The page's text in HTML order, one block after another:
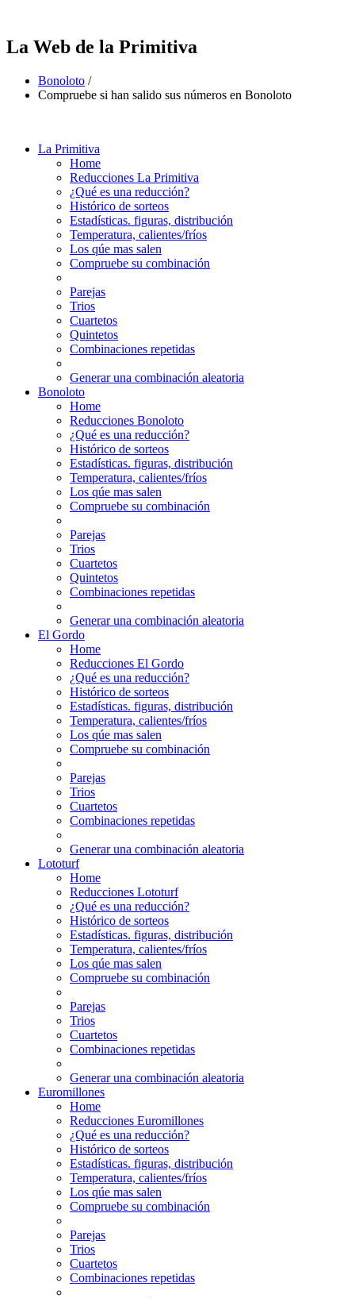
La Web de la Primitiva
Bonoloto /
Compruebe si han salido sus números en Bonoloto
La Primitiva
Home
Reducciones La Primitiva
¿Qué es una reducción?
Histórico de sorteos
Estadísticas. figuras, distribución
Temperatura, calientes/fríos
Los qúe mas salen
Compruebe su combinación
Parejas
Trios
Cuartetos
Quintetos
Combinaciones repetidas
Generar una combinación aleatoria
Bonoloto
Home
Reducciones Bonoloto
¿Qué es una reducción?
Histórico de sorteos
Estadísticas. figuras, distribución
Temperatura, calientes/fríos
Los qúe mas salen
Compruebe su combinación
Parejas
Trios
Cuartetos
Quintetos
Combinaciones repetidas
Generar una combinación aleatoria
El Gordo
Home
Reducciones El Gordo
¿Qué es una reducción?
Histórico de sorteos
Estadísticas. figuras, distribución
Temperatura, calientes/fríos
Los qúe mas salen
Compruebe su combinación
Parejas
Trios
Cuartetos
Combinaciones repetidas
Generar una combinación aleatoria
Lototurf
Home
Reducciones Lototurf
¿Qué es una reducción?
Histórico de sorteos
Estadísticas. figuras, distribución
Temperatura, calientes/fríos
Los qúe mas salen
Compruebe su combinación
Parejas
Trios
Cuartetos
Combinaciones repetidas
Generar una combinación aleatoria
Euromillones
Home
Reducciones Euromillones
¿Qué es una reducción?
Histórico de sorteos
Estadísticas. figuras, distribución
Temperatura, calientes/fríos
Los qúe mas salen
Compruebe su combinación
Parejas
Trios
Cuartetos
Combinaciones repetidas